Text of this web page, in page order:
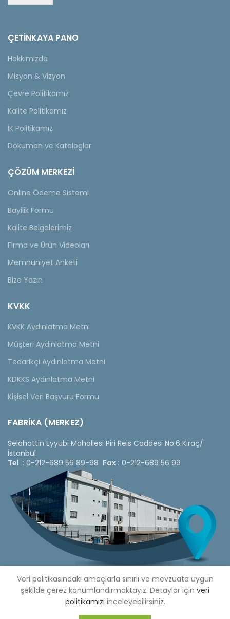
ÇETINKAYA PANO
Hakkımızda
Misyon & Vizyon
Çevre Politikamız
Kalite Politikamız
İK Politikamız
Döküman ve Kataloglar
ÇÖZÜM MERKEZİ
Online Ödeme Sistemi
Bayilik Formu
Kalite Belgelerimiz
Firma ve Ürün Videoları
Memnuniyet Anketi
Bize Yazın
KVKK
KVKK Aydınlatma Metni
Müşteri Aydınlatma Metni
Tedarikçi Aydınlatma Metni
KDKKS Aydınlatma Metni
Kişisel Veri Başvuru Formu
FABRİKA (MERKEZ)
Selahattin Eyyubi Mahallesi Piri Reis Caddesi No:6 Kıraç/
İstanbul
Tel : 0-212-689 56 89-98 Fax : 0-212-689 56 99
Copyright © 2020 Çetinkaya Pano |Çetinkaya Pano Fiyat
Listesi
Veri politikasındaki amaçlarla sınırlı ve mevzuata uygun
şekilde çerez konumlandırmaktayız. Detaylar için veri
politikamızı inceleyebilirsiniz.